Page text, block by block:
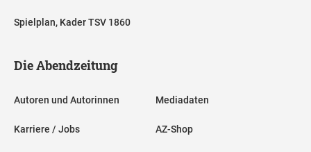
Spielplan, Kader TSV 1860
Die Abendzeitung
Autoren und Autorinnen
Karriere / Jobs
Mediadaten
AZ-Shop